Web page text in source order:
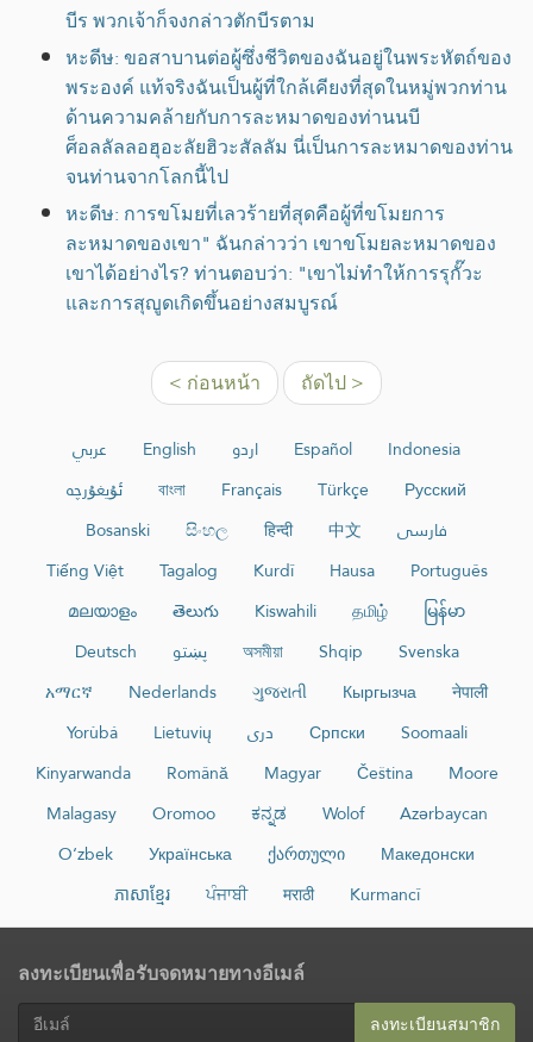
บีร พวกเจ้าก็จงกล่าวตักบีรตาม
หะดีษ: ขอสาบานต่อผู้ซึ่งชีวิตของฉันอยู่ในพระหัตถ์ของ
พระองค์ แท้จริงฉันเป็นผู้ที่ใกล้เคียงที่สุดในหมู่พวกท่าน
ด้านความคล้ายกับการละหมาดของท่านนบี
ศ็อลลัลลอฮุอะลัยฮิวะสัลลัม นี่เป็นการละหมาดของท่าน
จนท่านจากโลกนี้ไป
หะดีษ: การขโมยที่เลวร้ายที่สุดคือผู้ที่ขโมยการ
ละหมาดของเขา" ฉันกล่าวว่า เขาขโมยละหมาดของ
เขาได้อย่างไร? ท่านตอบว่า: "เขาไม่ทำให้การรุกั๊วะ
และการสุญูดเกิดขึ้นอย่างสมบูรณ์
< ก่อนหน้า ถัดไป >
عربي English اردو Español
Indonesia
ئۇيغۇرچە
বাংলা Français Türkçe
Русский
Bosanski
සිංහල हिन्दी 中文
فارسی
Tiếng Việt
Tagalog Kurdî Hausa
Português
മലയാളം
తెలుగు Kiswahili தமிழ்
မြန်မာ
Deutsch
پښتو অসমীয়া Shqip
Svenska
አማርኛ
Nederlands ગુજરાતી Кыргызча
नेपाली
Yorùbá
Lietuvių دری Српски
Soomaali
Kinyarwanda
Română Magyar Čeština
Moore
Malagasy
Oromoo ಕನ್ನಡ Wolof
Azərbaycan
O‘zbek
Українська ქართული
Македонски
ភាសាខ្មែរ
ਪੰਜਾਬੀ मराठी Kurmancî
ลงทะเบียนเพื่อรับจดหมายทางอีเมล์
ลงทะเบียนสมาชิก​